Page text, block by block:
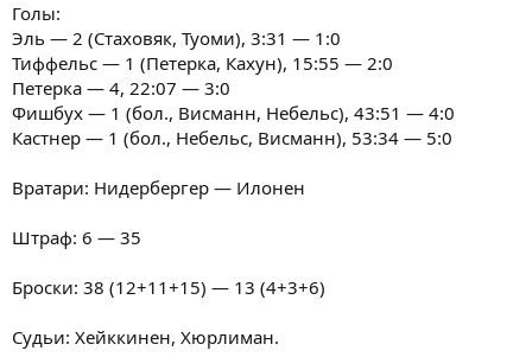
Голы:
Эль — 2 (Стаховяк, Туоми), 3:31 — 1:0
Тиффельс — 1 (Петерка, Кахун), 15:55 — 2:0
Петерка — 4, 22:07 — 3:0
Фишбух — 1 (бол., Висманн, Небельс), 43:51 — 4:0
Кастнер — 1 (бол., Небельс, Висманн), 53:34 — 5:0
Вратари: Нидербергер — Илонен
Штраф: 6 — 35
Броски: 38 (12+11+15) — 13 (4+3+6)
Судьи: Хейккинен, Хюрлиман.